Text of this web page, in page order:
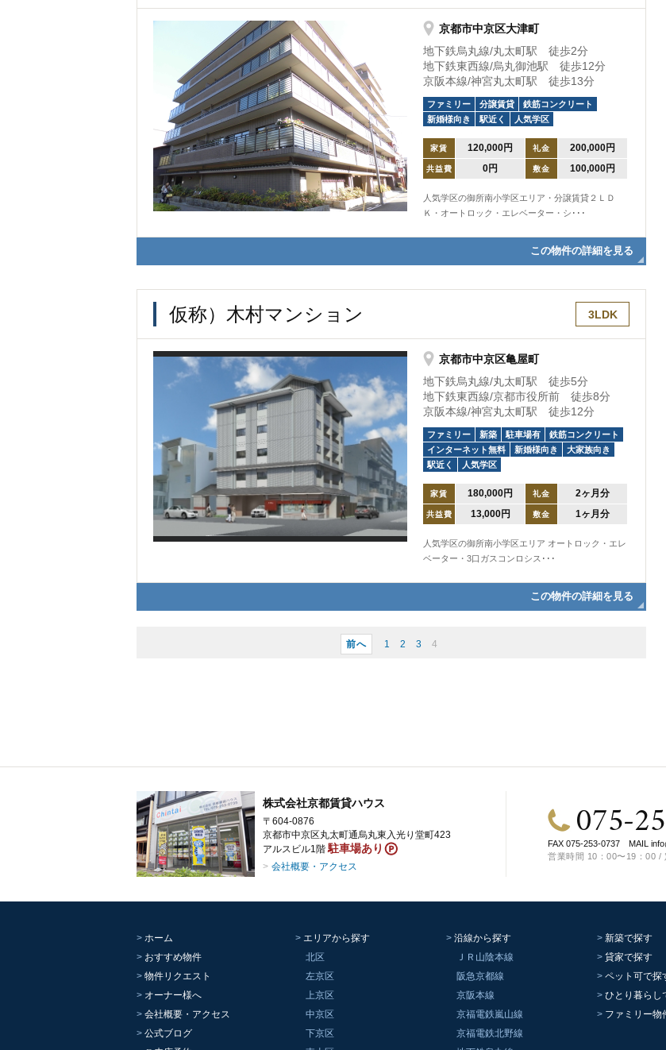
京都市中京区大津町
地下鉄烏丸線/丸太町駅 徒歩2分
地下鉄東西線/烏丸御池駅 徒歩12分
京阪本線/神宮丸太町駅 徒歩13分
ファミリー 分譲賃貸
鉄筋コンクリート
新婚様向き
駅近く 人気学区
家賃 120,000円 礼金 200,000円
共益費 0円 敷金 100,000円
人気学区の御所南小学区エリア・分譲賃貸２ＬＤ
Ｋ・オートロック・エレベーター・シ･･･
この物件の詳細を見る
仮称）木村マンション 3LDK
京都市中京区亀屋町
地下鉄烏丸線/丸太町駅 徒歩5分
地下鉄東西線/京都市役所前 徒歩8分
京阪本線/神宮丸太町駅 徒歩12分
ファミリー 新築 駐車場有
鉄筋コンクリート
インターネット無料
新婚様向き
大家族向き
駅近く
人気学区
家賃 180,000円 礼金 2ヶ月分
共益費 13,000円 敷金 1ヶ月分
人気学区の御所南小学区エリア オートロック・エレ
ベーター・3口ガスコンロシス･･･
この物件の詳細を見る
前へ 1 2 3 4
株式会社京都賃貸ハウス
〒604-0876
京都市中京区丸太町通烏丸東入光り堂町423
アルスビル1階 駐車場あり
会社概要・アクセス
075-
FAX 075-253-0737 MAIL
営業時間 10：00〜19：00 /
ホーム
おすすめ物件
物件リクエスト
オーナー様へ
会社概要・アクセス
公式ブログ
エリアから探す
北区
左京区
上京区
中京区
下京区
沿線から探す
ＪＲ山陰本線
阪急京都線
京阪本線
京福電鉄嵐山線
京福電鉄北野線
新築で探す
貸家で探す
ペット可で探
ひとり暮らし
ファミリー物